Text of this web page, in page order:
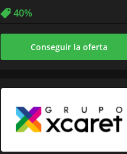
40%
Conseguir la oferta